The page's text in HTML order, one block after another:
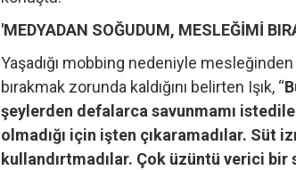
'MEDYADAN SOĞUDUM, MESLEĞİMİ
Yaşadığı mobbing nedeniyle
bırakmak zorunda kaldığını belirten Işık, “
şeylerden defalarca savunmamı
olmadığı için işten çıkaramadılar. Süt
kullandırtmadılar. Çok üzüntü verici bir